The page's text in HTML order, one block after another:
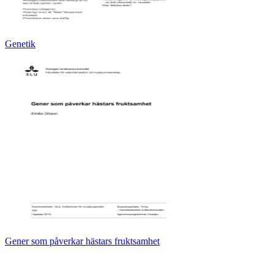
Genetik
Gener som påverkar hästars fruktsamhet